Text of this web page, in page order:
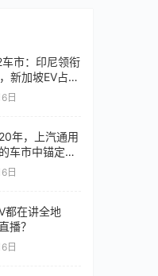
市：印尼领衔
新加坡EV占比
日
年，上汽通用
车市中锚定确
日
都在讲全地
播？
日